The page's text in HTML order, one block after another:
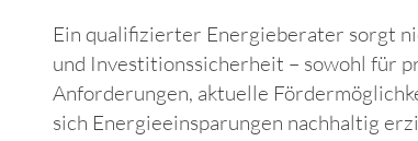
Ein qualifizierter Energieberater sorgt
und Investitionssicherheit – sowohl für
Anforderungen, aktuelle
sich Energieeinsparungen nachhaltig